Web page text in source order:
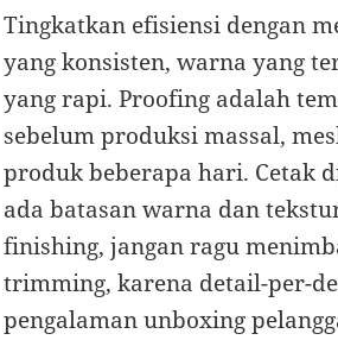
Tingkatkan efisiensi dengan
yang konsisten, warna yang
yang rapi. Proofing adalah
sebelum produksi massal,
produk beberapa hari. Cetak
ada batasan warna dan
finishing, jangan ragu
trimming, karena detail-per-
pengalaman unboxing